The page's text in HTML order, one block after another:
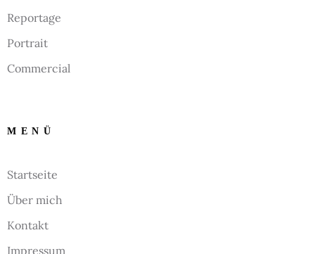
Reportage
Portrait
Commercial
MENÜ
Startseite
Über mich
Kontakt
Impressum